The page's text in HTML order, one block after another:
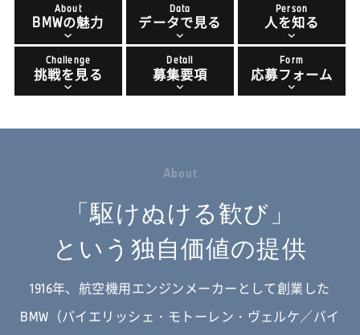
About
BMWの魅力
Data
データで見る
Person
人を知る
Challenge
挑戦を見る
Detail
募集要項
Form
応募フォーム
About
「駆けぬける歓び」
という独自価値の提供
1916年、航空機用エンジンメーカーとして創業した
BMW（バイエリッシェ・モトーレン・ヴェルケ／バイ